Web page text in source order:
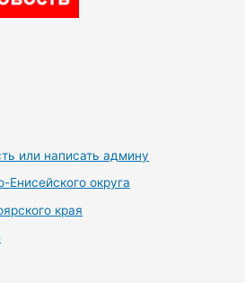
или написать админу
Енисейского округа
края